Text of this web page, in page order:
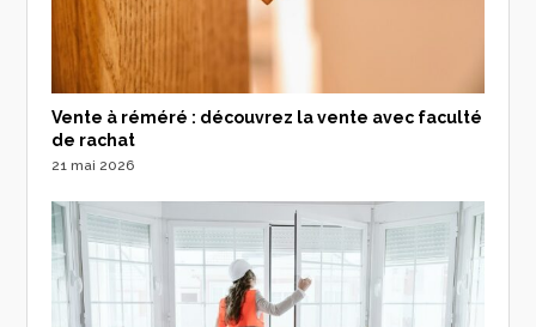
Vente à réméré : découvrez la vente avec faculté
de rachat
21 mai 2026